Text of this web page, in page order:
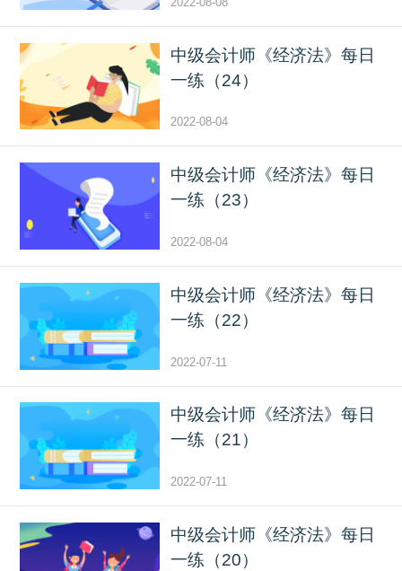
中级会计师《经济法》每日
一练（24）
2022-08-04
中级会计师《经济法》每日
一练（23）
2022-08-04
中级会计师《经济法》每日
一练（22）
2022-07-11
中级会计师《经济法》每日
一练（21）
2022-07-11
中级会计师《经济法》每日
一练（20）